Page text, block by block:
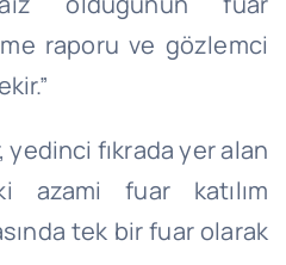
raporu ve gözlemci
fıkrada yer alan
azami fuar katılım
tek bir fuar olarak